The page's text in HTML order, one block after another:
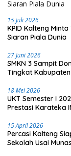
15 Juli 2026
KPID Kalteng
Siaran Piala Dunia
27 Juni 2026
SMKN 3 Sampit
Tingkat
18 Mei 2026
UKT Semester I
Prestasi Karateka
15 April 2026
Percasi Kalteng
Sekolah Usai